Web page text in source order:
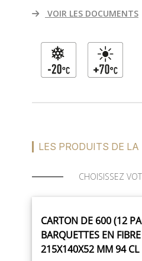
VOIR LES DOCUMENTS
LES PRODUITS DE LA
CHOISISSEZ
CARTON DE 600 (12
BARQUETTES EN
215X140X52 MM 94 CL